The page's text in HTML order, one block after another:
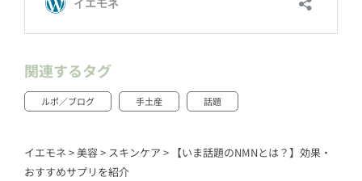
関連するタグ
ルポ／ブログ 手土産 話題
イエモネ >美容> スキンケア > 【いま話題のNMNとは？】効果・
おすすめサプリを紹介